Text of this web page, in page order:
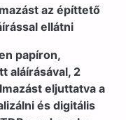
az építtető
ellátni
papíron,
aláírásával, 2
eljuttatva a
és digitális